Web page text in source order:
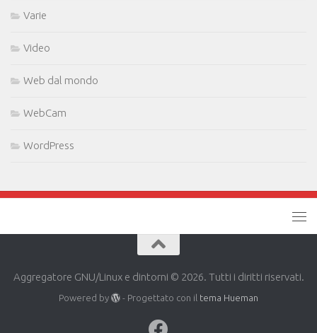
Varie
Video
Web dal mondo
WebCam
WordPress
Aggregatore GNU/Linux e dintorni © 2026. Tutti i diritti riservati.
Powered by - Progettato con il tema Hueman